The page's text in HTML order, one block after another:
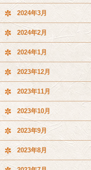
2024年3月
2024年2月
2024年1月
2023年12月
2023年11月
2023年10月
2023年9月
2023年8月